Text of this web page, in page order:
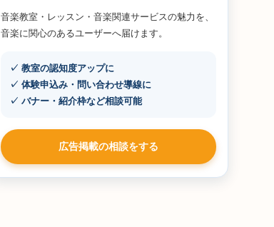
音楽教室・レッスン・音楽関連サービスの魅力を、
音楽に関心のあるユーザーへ届けます。
✓ 教室の認知度アップに
✓ 体験申込み・問い合わせ導線に
✓ バナー・紹介枠など相談可能
広告掲載の相談をする